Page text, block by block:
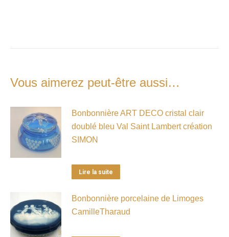
Vous aimerez peut-être aussi…
Bonbonnière ART DECO cristal clair
doublé bleu Val Saint Lambert création
SIMON
Lire la suite
Bonbonnière porcelaine de Limoges
CamilleTharaud